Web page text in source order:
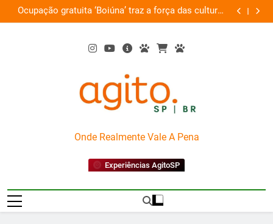
to
Ocupação gratuita ‘Boiúna’ traz a força das culturas
amazônicas e arte
AgitoSP
Onde Realmente Vale A Pena
Experiências AgitoSP